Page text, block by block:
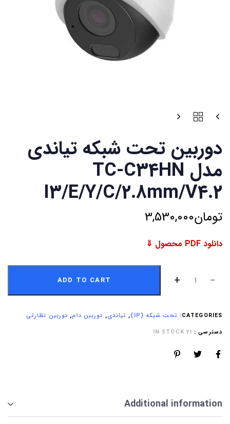
دوربین تحت شبکه تیاندی
مدل TC-C34HN
I3/E/Y/C/2.8mm/V4.2
تومان3,530,000
دانلود PDF محصول ⇓
ADD TO CART
CATEGORIES: تحت شبکه (IP) , تیاندی, دوربین دام, دوربین نظارتی
دسترسی : 21 IN STOCK
Additional information